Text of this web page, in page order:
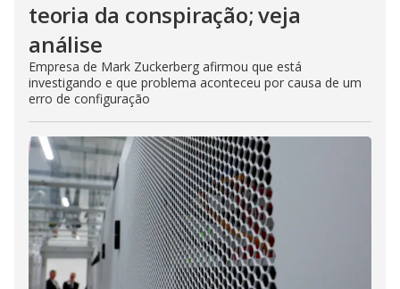
teoria da conspiração; veja
análise
Empresa de Mark Zuckerberg afirmou que está
investigando e que problema aconteceu por causa de um
erro de configuração